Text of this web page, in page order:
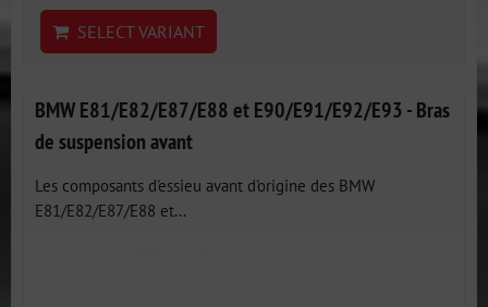
SELECT VARIANT
BMW E81/E82/E87/E88 et E90/E91/E92/E93 - Bras
de suspension avant
Les composants d'essieu avant d'origine des BMW
E81/E82/E87/E88 et...